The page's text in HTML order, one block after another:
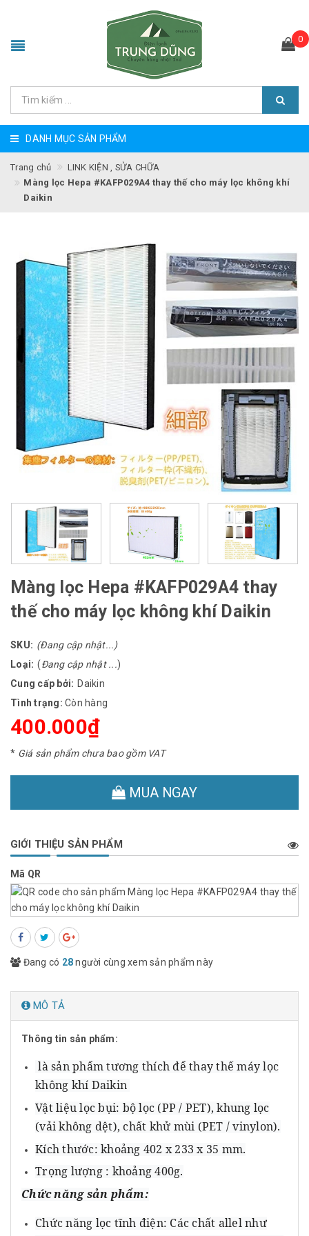
0
DANH MỤC SẢN PHẨM
Trang chủ
LINK KIỆN , SỬA CHỮA
Màng lọc Hepa #KAFP029A4 thay thế cho máy lọc không khí
Daikin
Màng lọc Hepa #KAFP029A4 thay
thế cho máy lọc không khí Daikin
SKU: (Đang cập nhật...)
Loại: (Đang cập nhật ...)
Cung cấp bởi: Daikin
Tình trạng: Còn hàng
400.000₫
* Giá sản phẩm chưa bao gồm VAT
MUA NGAY
GIỚI THIỆU SẢN PHẨM
Mã QR
Đang có 28người cùng xem sản phẩm này
MÔ TẢ
Thông tin sản phẩm:
là sản phẩm tương thích để thay thế máy lọc
không khí Daikin
Vật liệu lọc bụi: bộ lọc (PP / PET), khung lọc
(vải không dệt), chất khử mùi (PET / vinylon).
Kích thước: khoảng 402 x 233 x 35 mm.
Trọng lượng : khoảng 400g.
Chức năng sản phẩm:
Chức năng lọc tĩnh điện: Các chất allel như